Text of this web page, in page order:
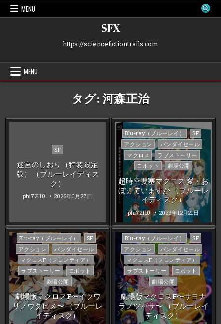
Skip
MENU
SFX
https://sciencefictiontrails.com
MENU
タグ:河森正治
Posted
SF
迷宮のしおり（特装限定
版） （ブルーレイディス
ク）
phi72110 2026年3月27日
Posted
in
Blu-ray（ブルーレイ）
SF
アクション
バンダイセール
マクロス
ラブストーリー
ロボット
劇場公開
超時空要塞マクロス 愛・お
ぼえていますか （ブルーレ
イディスク）
phi72110 2023年12月21日
Posted
in
Blu-ray（ブルーレイ）
SF
アクション
バンダイセール
マクロスF（フロンティア）
ラブストーリー
ロボット
劇場公開
劇場版マクロスF〜イツワ
リノウタヒメ〜 （ブルーレ
イディスク）
Posted
in
Blu-ray（ブルーレイ）
SF
アクション
バンダイセール
マクロスF（フロンティア）
ラブストーリー
ロボット
劇場公開
劇場版マクロスF〜サヨナ
ラノツバサ〜 （ブルーレイ
ディスク）